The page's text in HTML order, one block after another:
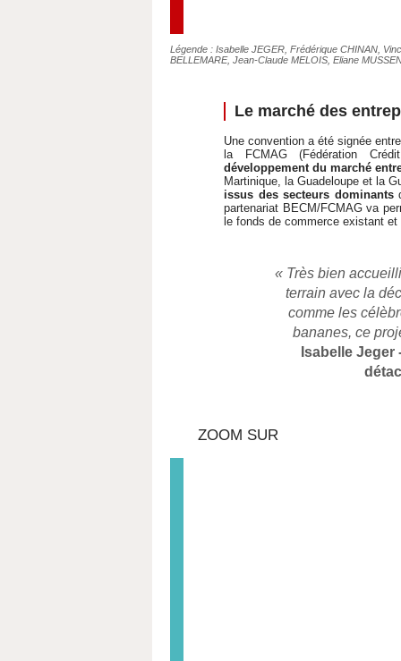
Légende : Isabelle JEGER, Frédérique CHINAN,
BELLEMARE, Jean-Claude MELOIS, Eliane
Le marché des
Une convention a été signée
la FCMAG (Fédération
développement du marché
Martinique, la Guadeloupe et la
issus des secteurs dominants
partenariat BECM/FCMAG va
le fonds de commerce existant
« Très bien
terrain avec la
comme les
bananes, ce
Isabelle
ZOOM SUR